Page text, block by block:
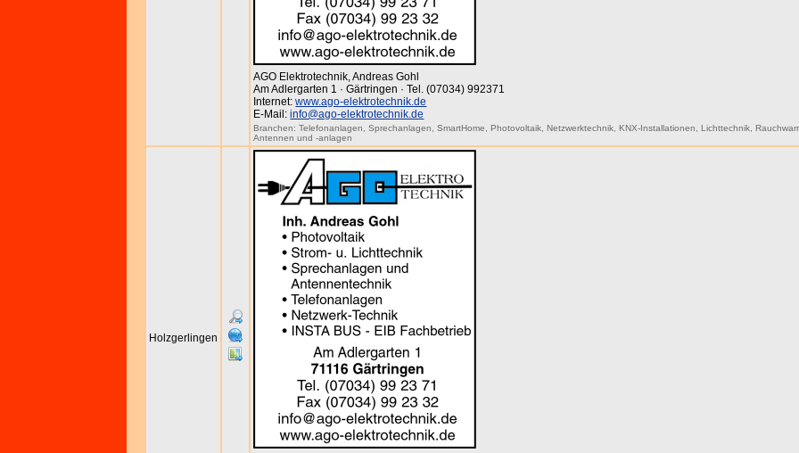
AGO Elektrotechnik, Andreas Gohl
Am Adlergarten 1 · Gärtringen · Tel. (07034) 992371
Internet:www.ago-elektrotechnik.de
E-Mail:info@ago-elektrotechnik.de
Branchen:Telefonanlagen ,Sprechanlagen ,SmartHome ,Photovoltaik ,Netzwerktechnik ,KNX-Installationen ,Lichttechnik ,
Antennen und -anlagen
Holzgerlingen